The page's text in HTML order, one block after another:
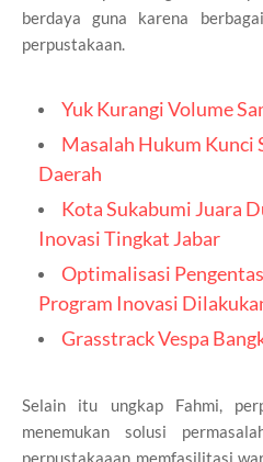
berdaya guna karena
perpustakaan.
Yuk Kurangi Volume
Masalah Hukum Kunci
Daerah
Kota Sukabumi Juara
Inovasi Tingkat Jabar
Optimalisasi
Program Inovasi
Grasstrack Vespa
Selain itu ungkap Fahmi,
menemukan solusi